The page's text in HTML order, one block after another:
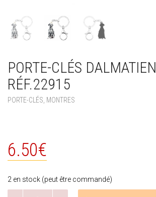
PORTE-CLÉS DALMATIEN
RÉF.22915
PORTE-CLÉS, MONTRES
6.50€
2 en stock (peut être commandé)